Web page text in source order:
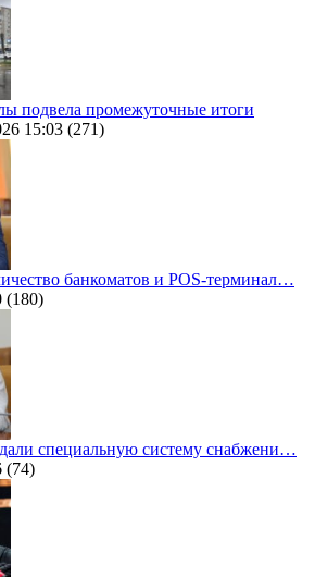
подвела промежуточные итоги
15:03 (271)
банкоматов и POS-терминал…
(180)
специальную систему снабжени…
(74)